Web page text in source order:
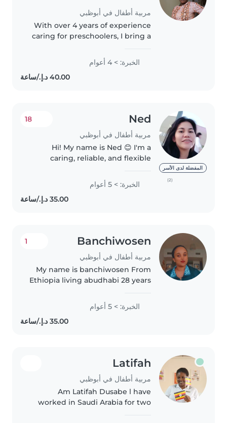
مربية أطفال في أبوظبي
With over 4 years of experience
caring for preschoolers, I bring a
approach to my role as a nanny. I
hold a college diploma and have
experience supporting..
الخبرة: > 4 أعوام
المفضلة لدى الأسر
(2)
Ned
مربية أطفال في أبوظبي
18
Hi! My name is Ned 😊 I'm a
caring, reliable, and flexible
experience looking after
children of all ages. I genuinely
love spending time with kids –
الخبرة: > 5 أعوام
Banchiwosen
مربية أطفال في أبوظبي
1
My name is banchiwosen From
Ethiopia living abudhabi 28 years
الخبرة: > 5 أعوام
Latifah
مربية أطفال في أبوظبي
Am Latifah Dusabe l have
worked in Saudi Arabia for two